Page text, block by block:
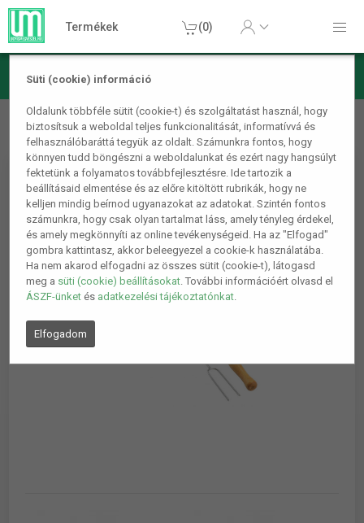
Süti (cookie) információ
Oldalunk többféle sütit (cookie-t) és szolgáltatást használ, hogy
biztosítsuk a weboldal teljes funkcionalitását, informatívvá és
felhasználóbaráttá tegyük az oldalt. Számunkra fontos, hogy
könnyen tudd böngészni a weboldalunkat és ezért nagy hangsúlyt
fektetünk a folyamatos továbbfejlesztésre. Ide tartozik a
beállításaid elmentése és az előre kitöltött rubrikák, hogy ne
kelljen mindig beírnod ugyanazokat az adatokat. Szintén fontos
számunkra, hogy csak olyan tartalmat láss, amely tényleg érdekel,
és amely megkönnyíti az online tevékenységeid. Ha az "Elfogad"
gombra kattintasz, akkor beleegyezel a cookie-k használatába.
Ha nem akarod elfogadni az összes sütit (cookie-t), látogasd
meg a süti (cookie) beállításokat. További információért olvasd el
ÁSZF-ünket és adatkezelési tájékoztatónkat.
Elfogadom
Termékek (0)
Kerti termékek Grill, szabadtéri főzés
Grillnyárs -
szalonnasütő nyárs 76 cm